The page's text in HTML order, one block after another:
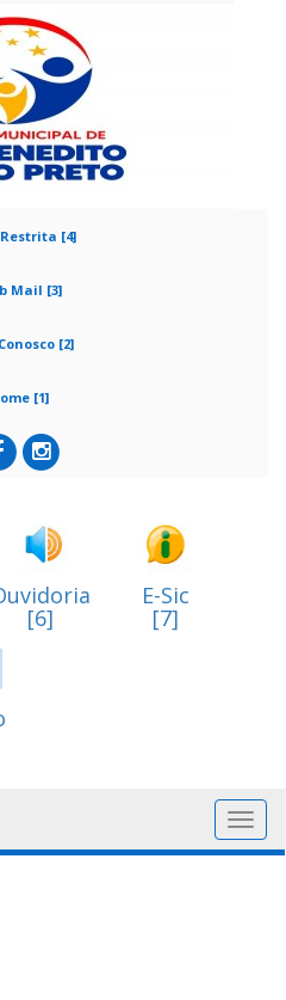
[4]
Mail [3]
[2]
[1]
[6]
E-Sic
[7]